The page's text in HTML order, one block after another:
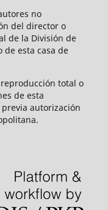
no
del director o
de la División de
de esta casa de
total o
de esta
autorización